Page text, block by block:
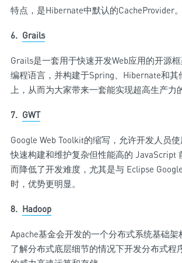
特点，是Hibernate中默认的CacheProvider。
6. Grails
Grails是一套用于快速开发Web应用的开源
编程语言，并构建于Spring、Hibernate和其
上，从而为大家带来一套能实现超高生产力
7. GWT
Google Web Toolkit的缩写，允许开发人员
快速构建和维护复杂但性能高的 JavaScript
而降低了开发难度，尤其是与 Eclipse
时，优势更明显。
8. Hadoop
Apache基金会开发的一个分布式系统基础架
了解分布式底层细节的情况下开发分布式程